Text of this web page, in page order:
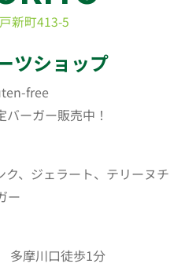
ツショップ
free
ーガー販売中！
ク、ジェラート、テリーヌチ
ー
多摩川口徒歩1分